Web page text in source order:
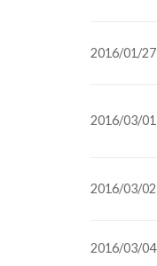
2016/01/27
2016/03/01
2016/03/02
2016/03/04